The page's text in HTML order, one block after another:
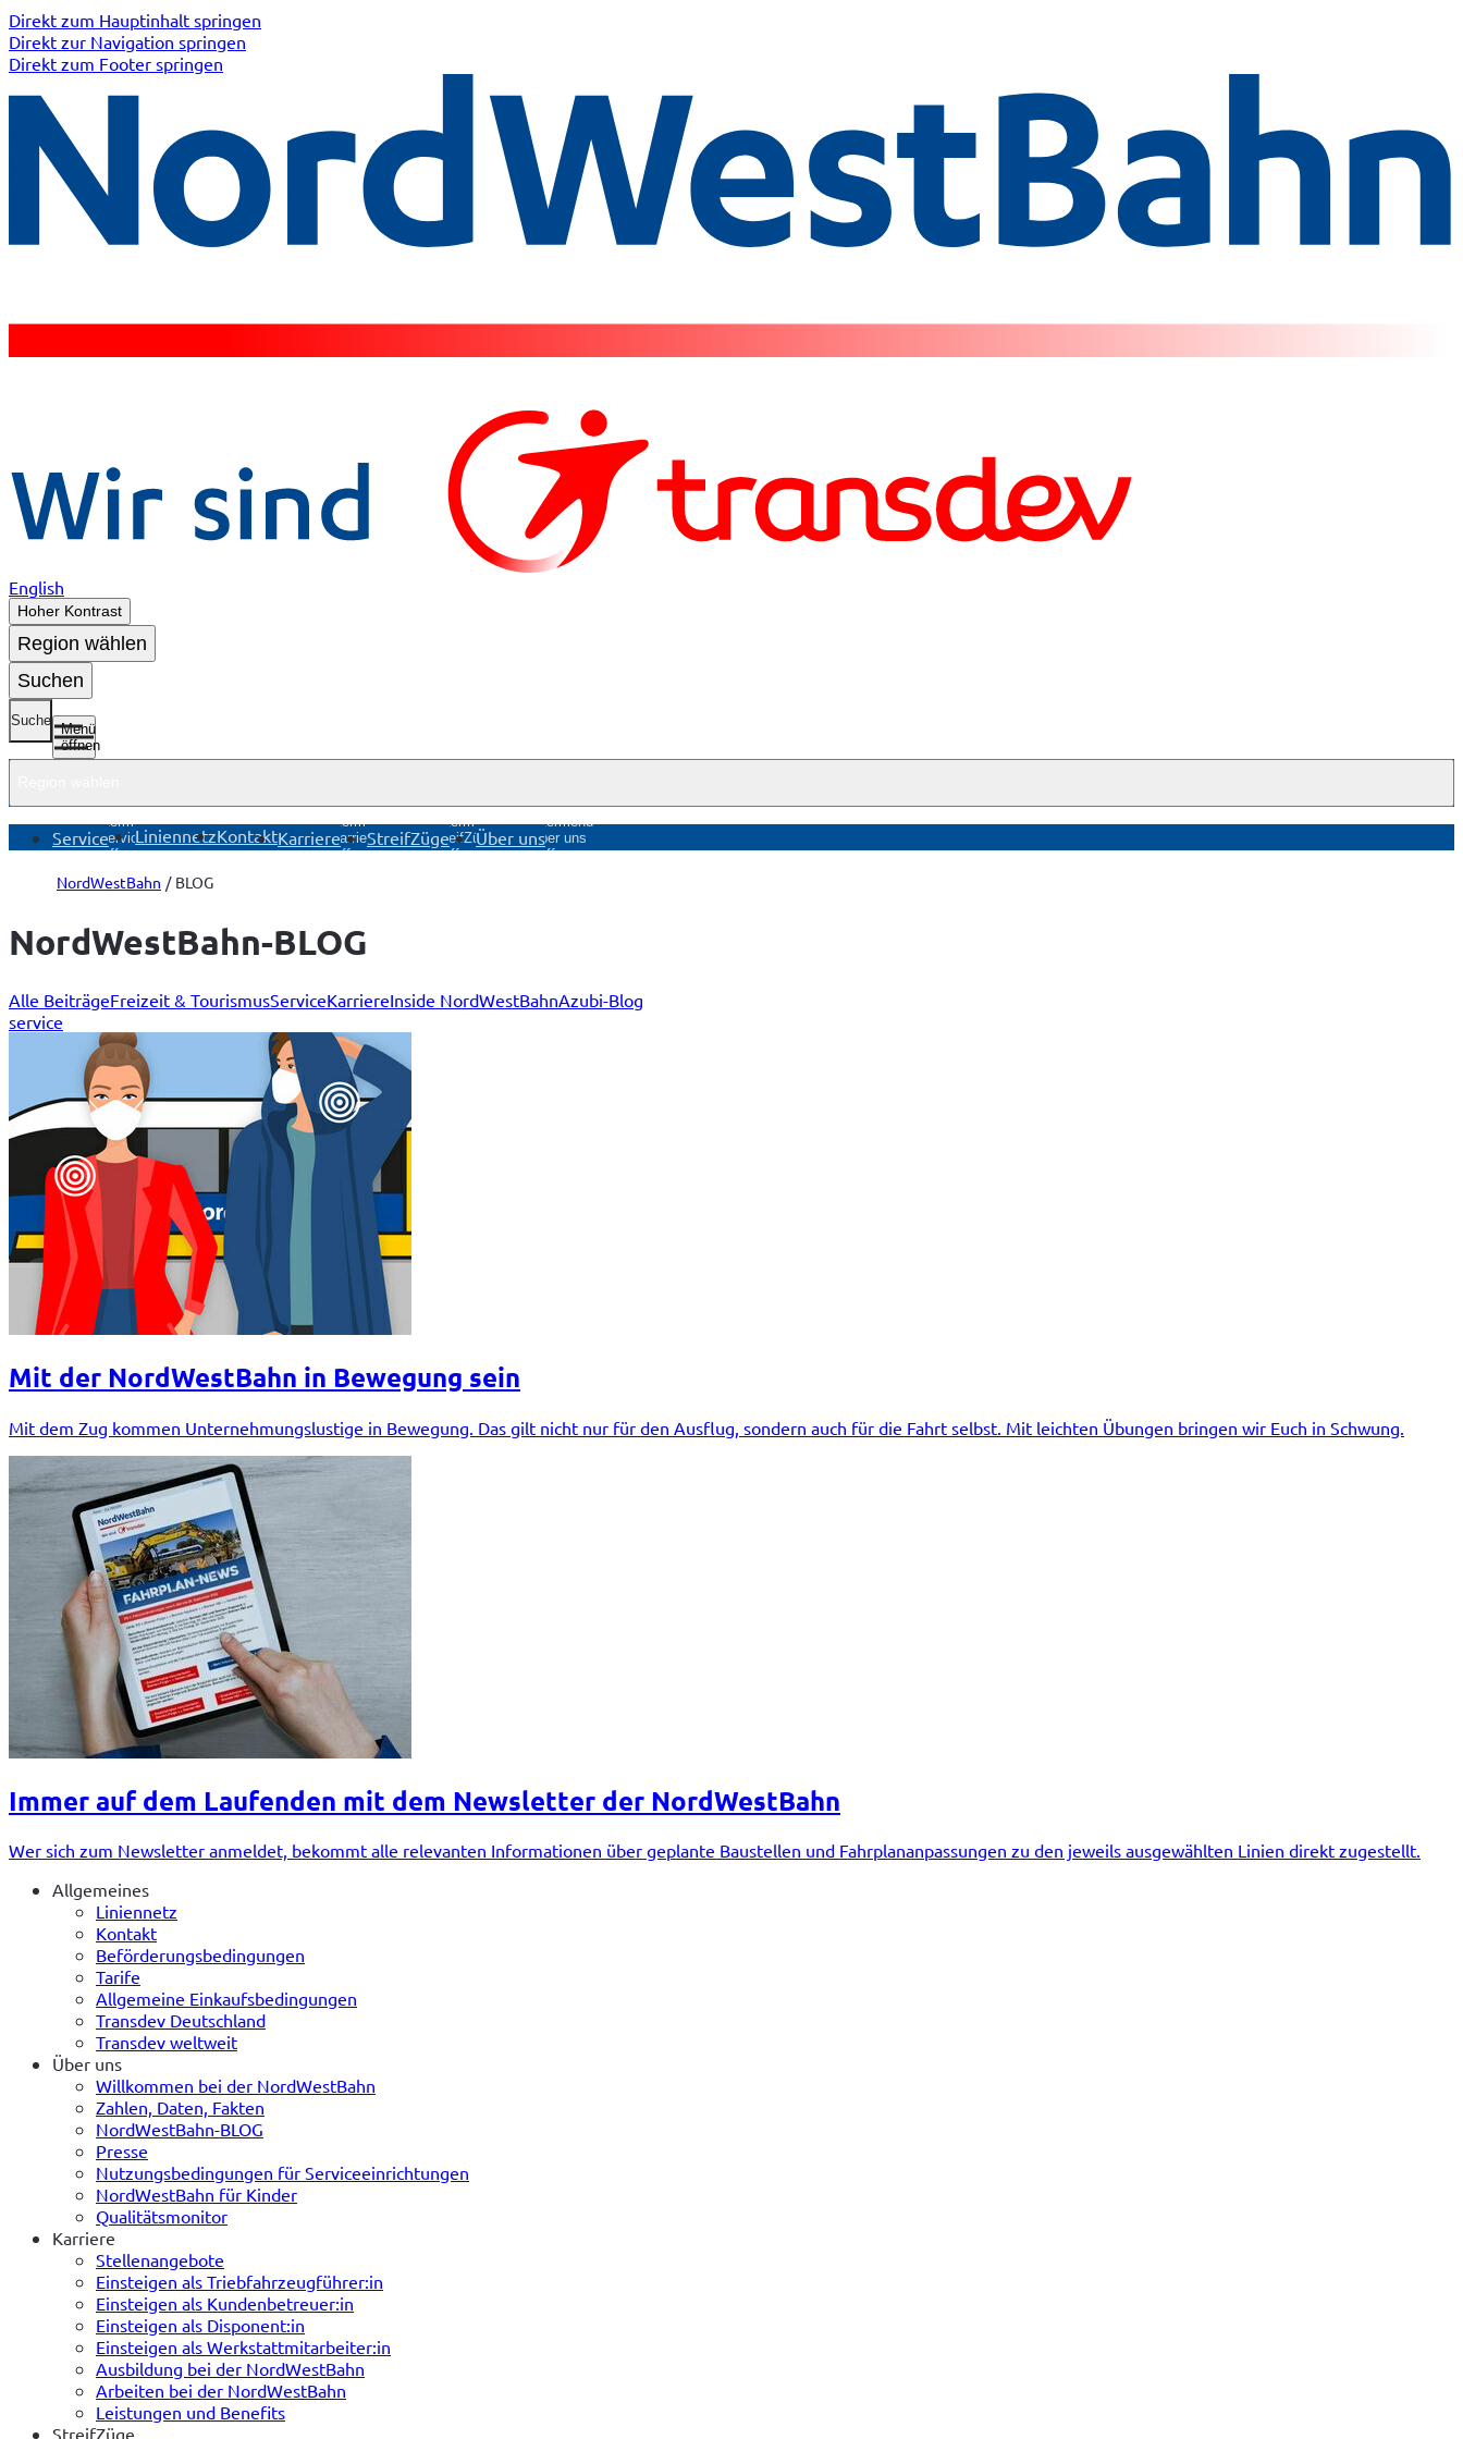
Direkt zum Hauptinhalt springen
Direkt zur Navigation springen
Direkt zum Footer springen
English
Hoher Kontrast
Region wählen
Suchen
Suche
Menü
öffnen
Service
Untermenü
Service
öffnen
LiniennetzKontaktKarriere
Untermenü
Karriere
öffnen
StreifZüge
Untermenü
StreifZüge
öffnen
Über uns
Untermenü
Über uns
öffnen
NordWestBahn BLOG
NordWestBahn-BLOG
Alle BeiträgeFreizeit & TourismusServiceKarriereInside NordWestBahnAzubi-Blog
service
Mit der NordWestBahn in Bewegung sein
Mit dem Zug kommen Unternehmungslustige in Bewegung. Das gilt nicht nur für den Ausflug, sondern auch für die Fahrt selbst. Mit leichten Übungen bringen wir Euch in Schwung.
Immer auf dem Laufenden mit dem Newsletter der NordWestBahn
Wer sich zum Newsletter anmeldet, bekommt alle relevanten Informationen über geplante Baustellen und Fahrplananpassungen zu den jeweils ausgewählten Linien direkt zugestellt.
Allgemeines
Liniennetz
Kontakt
Beförderungsbedingungen
Tarife
Allgemeine Einkaufsbedingungen
Transdev Deutschland
Transdev weltweit
Über uns
Willkommen bei der NordWestBahn
Zahlen, Daten, Fakten
NordWestBahn-BLOG
Presse
Nutzungsbedingungen für Serviceeinrichtungen
NordWestBahn für Kinder
Qualitätsmonitor
Karriere
Stellenangebote
Einsteigen als Triebfahrzeugführer:in
Einsteigen als Kundenbetreuer:in
Einsteigen als Disponent:in
Einsteigen als Werkstattmitarbeiter:in
Ausbildung bei der NordWestBahn
Arbeiten bei der NordWestBahn
Leistungen und Benefits
StreifZüge